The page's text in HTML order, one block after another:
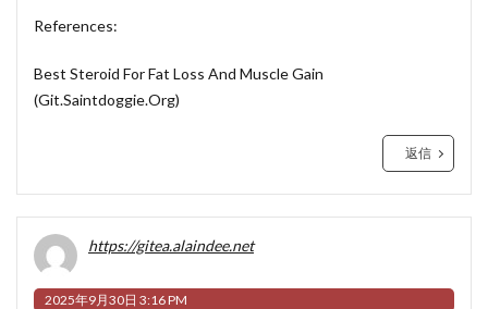
References:
Best Steroid For Fat Loss And Muscle Gain
(Git.Saintdoggie.Org)
返信
https://gitea.alaindee.net
2025年9月30日 3:16 PM